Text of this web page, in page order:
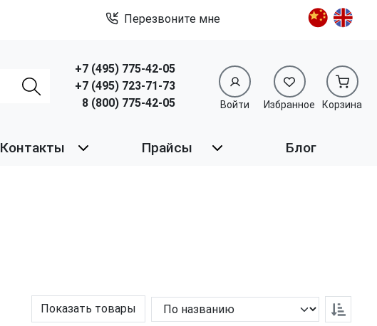
Перезвоните мне
+7 (495) 775-42-05
+7 (495) 723-71-73
8 (800) 775-42-05
Войти Избранное Корзина
Контакты Прайсы Блог
Показать товары